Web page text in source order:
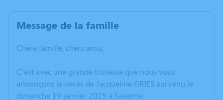
Message de la famille
Chère famille, chers amis,
C’est avec une grande tristesse que nous vous
annonçons le décès de Jacqueline GRIES survenu le
dimanche 19 janvier 2025 à Saverne.